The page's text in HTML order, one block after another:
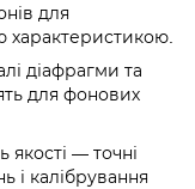
для
характеристикою.
діафрагми та
для фонових
якості — точні
і калібрування